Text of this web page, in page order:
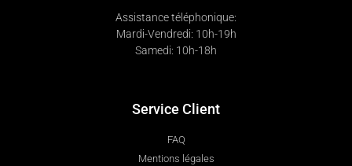
Assistance téléphonique:
Mardi-Vendredi: 10h-19h
Samedi: 10h-18h
Service Client
FAQ
Mentions légales